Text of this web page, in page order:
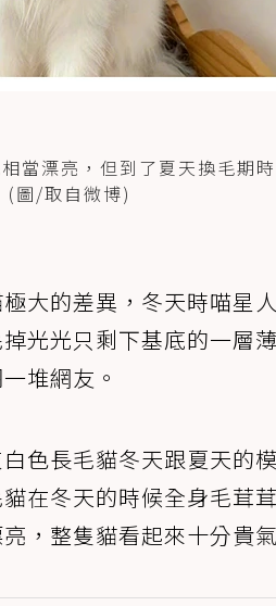
當漂亮，但到了夏天換毛期
(圖/取自微博)
大的差異，冬天時喵星
光光只剩下基底的一層
堆網友。
白色長毛貓冬天跟夏天的
在冬天的時候全身毛茸
，整隻貓看起來十分貴